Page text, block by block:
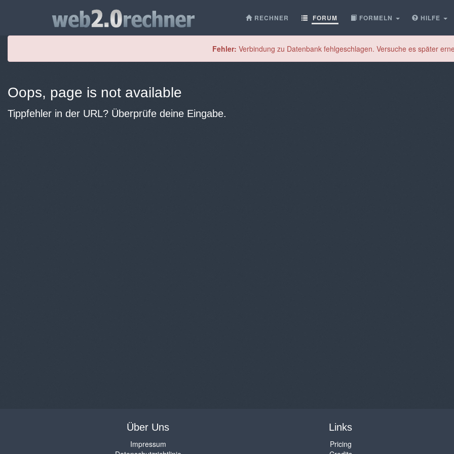
RECHNER FORUM FORMELN HILFE
Fehler: Verbindung zu Datenbank fehlgeschlagen. Versuche es später
Oops, page is not available
Tippfehler in der URL? Überprüfe deine Eingabe.
Über Uns
Impressum
Links
Pricing